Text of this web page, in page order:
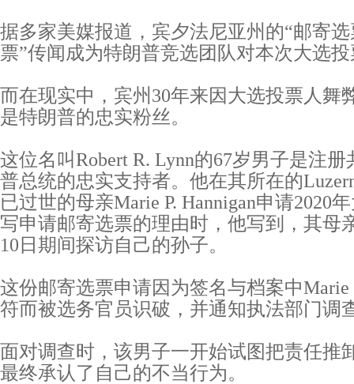
据多家美媒报道，宾夕法尼亚州的“邮寄
票”传闻成为特朗普竞选团队对本次大选
而在现实中，宾州30年来因大选投票人舞
是特朗普的忠实粉丝。
这位名叫Robert R. Lynn的67岁男子是注
普总统的忠实支持者。他在其所在的
已过世的母亲Marie P. Hannigan申请2020
写申请邮寄选票的理由时，他写到，其母
10日期间探访自己的孙子。
这份邮寄选票申请因为签名与档案中Marie
符而被选务官员识破，并通知执法部门调
面对调查时，该男子一开始试图把责任推
最终承认了自己的不当行为。